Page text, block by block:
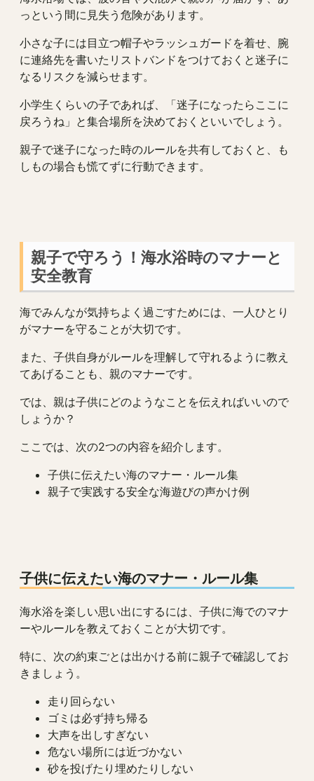
っという間に見失う危険があります。
小さな子には目立つ帽子やラッシュガードを着せ、腕
に連絡先を書いたリストバンドをつけておくと迷子に
なるリスクを減らせます。
小学生くらいの子であれば、「迷子になったらここに
戻ろうね」と集合場所を決めておくといいでしょう。
親子で迷子になった時のルールを共有しておくと、も
しもの場合も慌てずに行動できます。
親子で守ろう！海水浴時のマナーと
安全教育
海でみんなが気持ちよく過ごすためには、一人ひとり
がマナーを守ることが大切です。
また、子供自身がルールを理解して守れるように教え
てあげることも、親のマナーです。
では、親は子供にどのようなことを伝えればいいので
しょうか？
ここでは、次の2つの内容を紹介します。
子供に伝えたい海のマナー・ルール集
親子で実践する安全な海遊びの声かけ例
子供に伝えたい海のマナー・ルール集
海水浴を楽しい思い出にするには、子供に海でのマナ
ーやルールを教えておくことが大切です。
特に、次の約束ごとは出かける前に親子で確認してお
きましょう。
走り回らない
ゴミは必ず持ち帰る
大声を出しすぎない
危ない場所には近づかない
砂を投げたり埋めたりしない